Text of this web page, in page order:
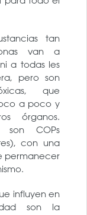
tan
van a
a todas les
pero son
que
a poco y
órganos.
son COPs
con una
permanecer
influyen en
son la